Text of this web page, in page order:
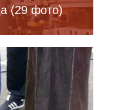
(29 фото)